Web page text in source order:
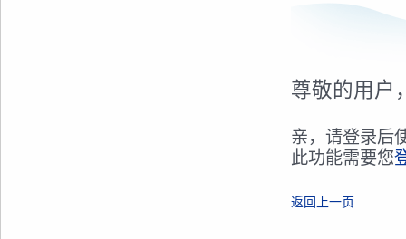
尊敬的用户
亲，请登录后
此功能需要您
返回上一页